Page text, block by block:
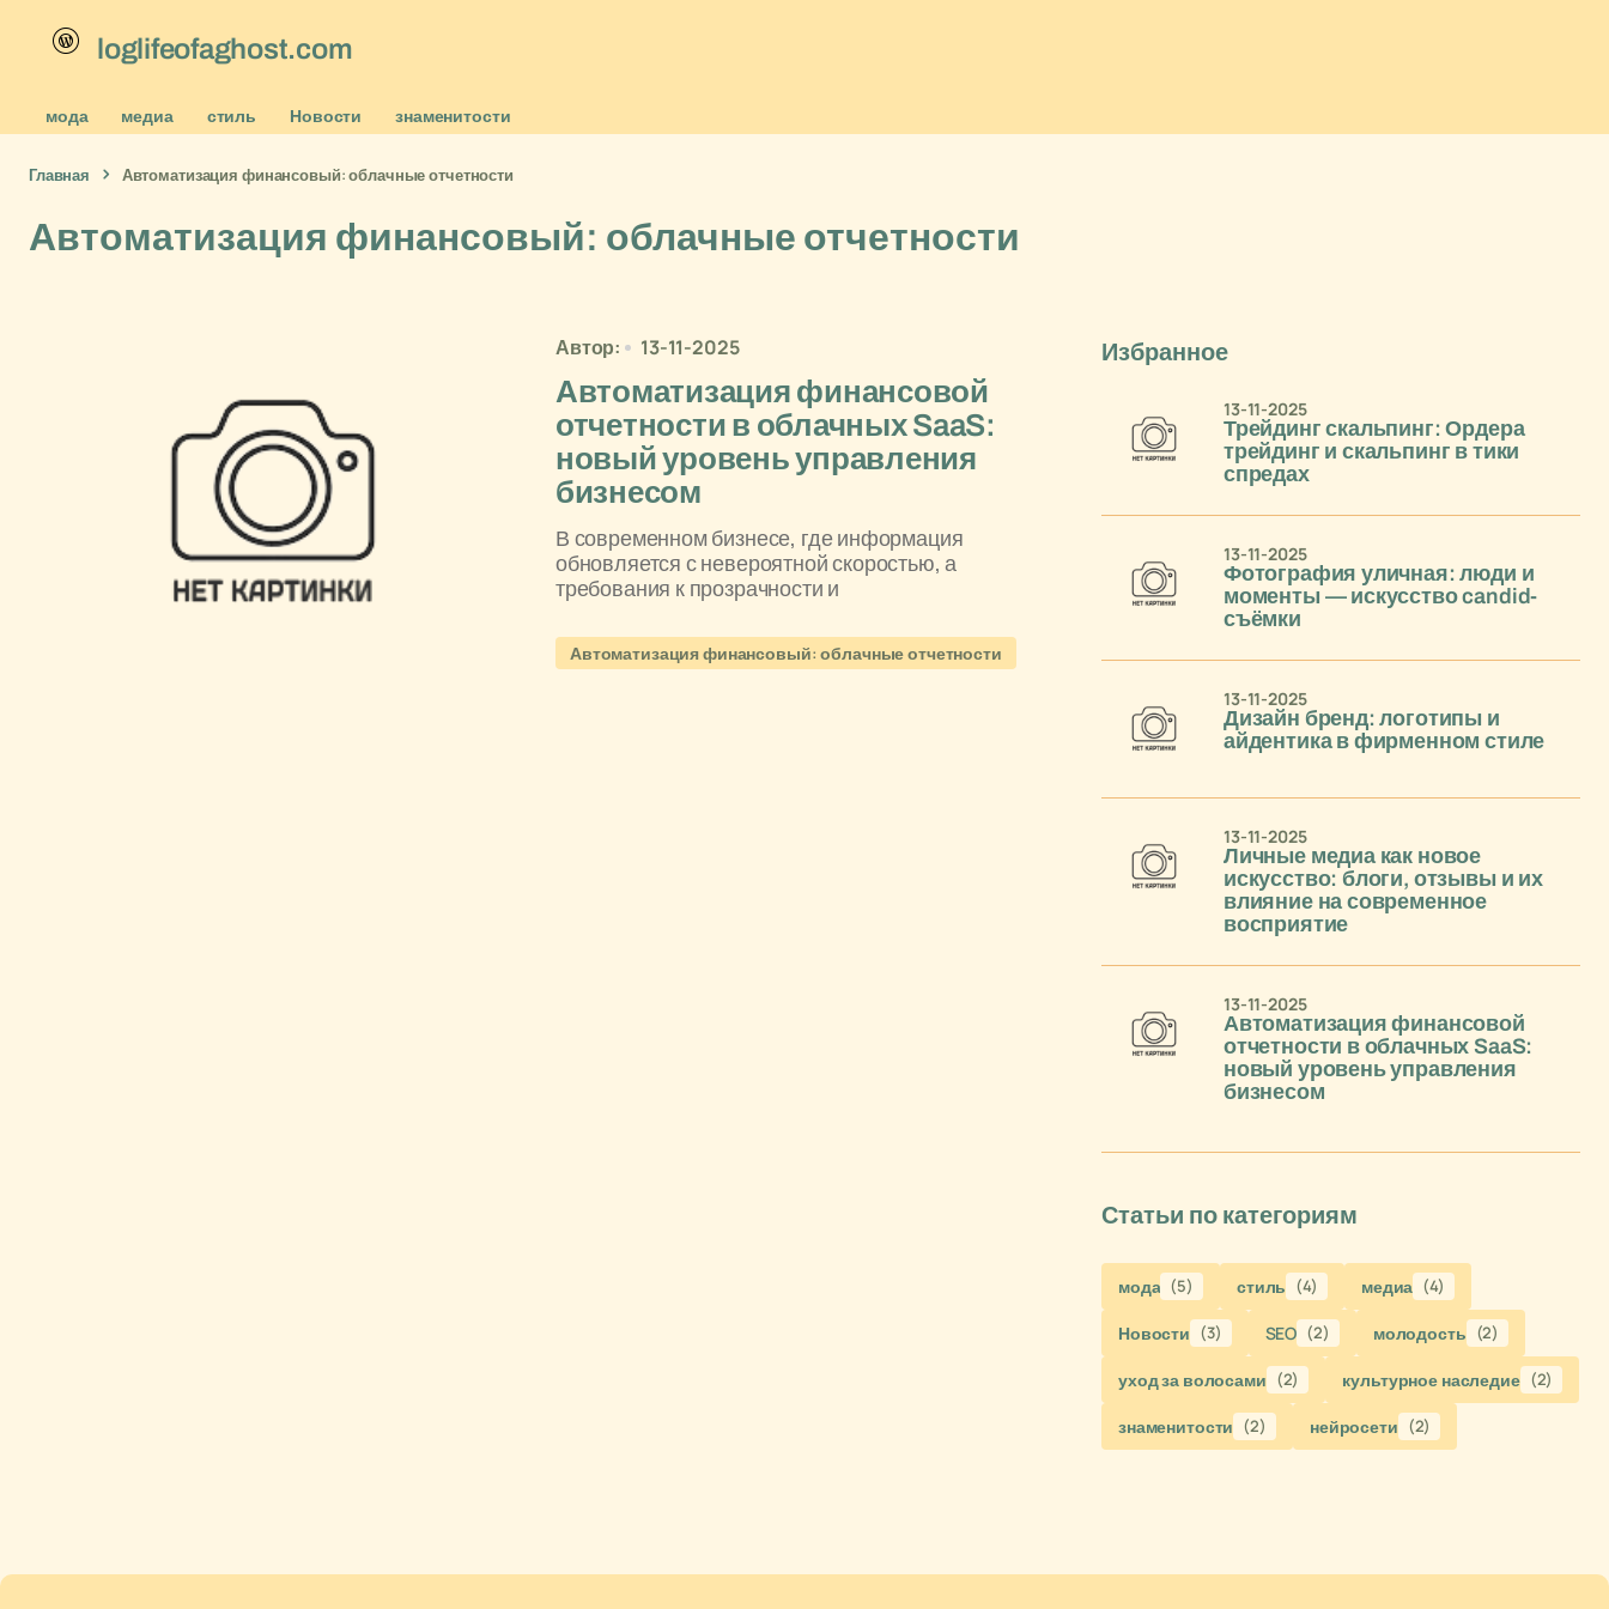
loglifeofaghost.com
мода медиа стиль Новости знаменитости
Главная Автоматизация финансовый: облачные отчетности
Автоматизация финансовый: облачные отчетности
Автор: 13-11-2025
Автоматизация финансовой
отчетности в облачных SaaS:
новый уровень управления
бизнесом
В современном бизнесе, где информация
обновляется с невероятной скоростью, а
требования к прозрачности и
Автоматизация финансовый: облачные отчетности
Избранное
Трейдинг скальпинг: Ордера
трейдинг и скальпинг в тики
спредах
13-11-2025
Фотография уличная: люди и
моменты — искусство candid-
съёмки
13-11-2025
Дизайн бренд: логотипы и
айдентика в фирменном стиле
13-11-2025
Личные медиа как новое
искусство: блоги, отзывы и их
влияние на современное
восприятие
13-11-2025
Автоматизация финансовой
отчетности в облачных SaaS:
новый уровень управления
бизнесом
13-11-2025
Статьи по категориям
мода (5) стиль (4) медиа (4)
Новости (3) SEO (2) молодость (2)
уход за волосами (2) культурное наследие (2)
знаменитости (2) нейросети (2)